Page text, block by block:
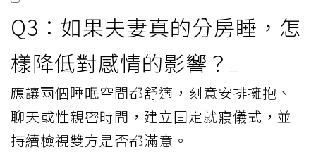
Q3：如果夫妻真的分房睡，怎
樣降低對感情的影響？
應讓兩個睡眠空間都舒適，刻意安排擁抱、
聊天或性親密時間，建立固定就寢儀式，並
持續檢視雙方是否都滿意。